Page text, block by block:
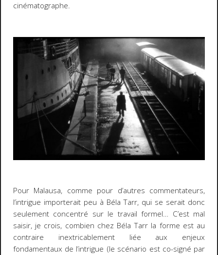
cinématographe.
Pour Malausa, comme pour d’autres commentateurs,
l’intrigue importerait peu à Béla Tarr, qui se serait donc
seulement concentré sur le travail formel… C’est mal
saisir, je crois, combien chez Béla Tarr la forme est au
contraire inextricablement liée aux enjeux
fondamentaux de l’intrigue (le scénario est co-signé par